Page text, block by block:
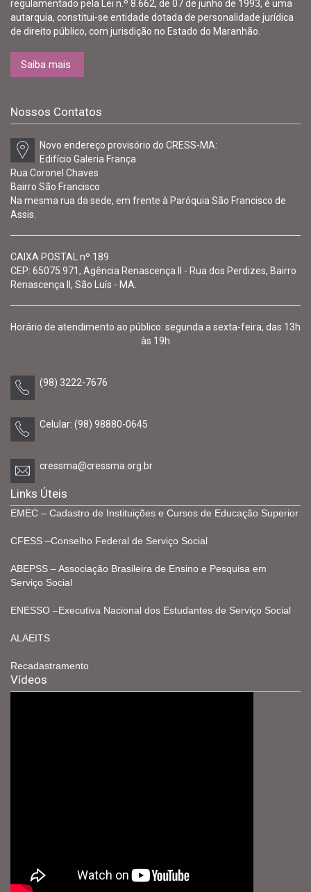
regulamentado pela Lei n.º 8.662, de 07 de junho de 1993, é uma
autarquia, constitui-se entidade dotada de personalidade jurídica
de direito público, com jurisdição no Estado do Maranhão.
Saiba mais
Nossos Contatos
Novo endereço provisório do CRESS-MA:
Edifício Galeria França
Rua Coronel Chaves
Bairro São Francisco
Na mesma rua da sede, em frente à Paróquia São Francisco de
Assis.
CAIXA POSTAL nº 189
CEP: 65075.971, Agência Renascença II - Rua dos Perdizes, Bairro
Renascença II, São Luís - MA.
Horário de atendimento ao público: segunda a sexta-feira, das 13h
às 19h
(98) 3222-7676
Celular: (98) 98880-0645
cressma@cressma.org.br
Links Úteis
EMEC – Cadastro de Instituições e Cursos de Educação Superior
CFESS –Conselho Federal de Serviço Social
ABEPSS – Associação Brasileira de Ensino e Pesquisa em
Serviço Social
ENESSO –Executiva Nacional dos Estudantes de Serviço Social
ALAEITS
Recadastramento
Vídeos